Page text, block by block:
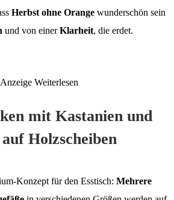
Herbst ohne Orange wunderschön sein
und von einerKlarheit, die erdet.
Anzeige Weiterlesen
mit Kastanien und
Holzscheiben
Konzept für den Esstisch: Mehrere